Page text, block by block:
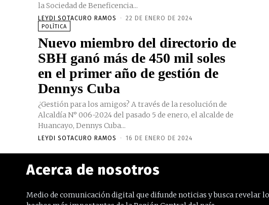
la Sociedad de Beneficencia...
LEYDI SOTACURO RAMOS - 22 DE ENERO DE 2024
POLÍTICA
Nuevo miembro del directorio de
SBH ganó más de 450 mil soles
en el primer año de gestión de
Dennys Cuba
¿Gestión para los amigos? A través de la resolución de
Alcaldía N° 006-2024 del pasado 5 de enero, el alcalde de
Huancayo, Dennys Cuba...
LEYDI SOTACURO RAMOS - 16 DE ENERO DE 2024
Acerca de nosotros
Medio de comunicación digital que difunde noticias y busca revelar